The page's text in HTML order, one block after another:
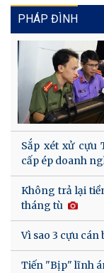
PHÁP ĐÌNH
Sắp xét xử cựu
cấp ép doanh
Không trả lại
tháng tù
Vì sao 3 cựu
Tiến "Bịp" lĩnh